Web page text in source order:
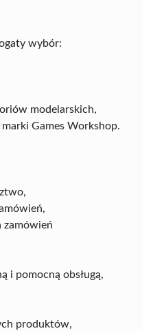
wybór:
modelarskich,
Games Workshop.
zamówień
i pomocną obsługą,
produktów,